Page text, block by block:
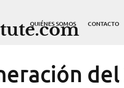
QUIÉNES SOMOS CONTACTO
del